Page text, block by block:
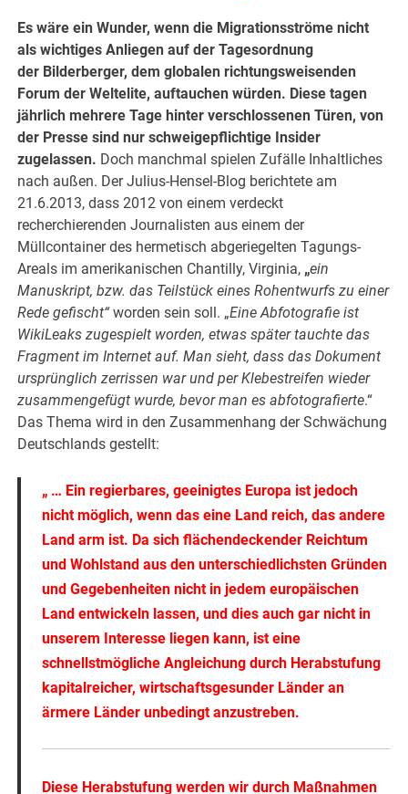
Es wäre ein Wunder, wenn die Migrationsströme nicht
als wichtiges Anliegen auf der Tagesordnung
der Bilderberger, dem globalen richtungsweisenden
Forum der Weltelite, auftauchen würden. Diese tagen
jährlich mehrere Tage hinter verschlossenen Türen, von
der Presse sind nur schweigepflichtige Insider
zugelassen. Doch manchmal spielen Zufälle Inhaltliches
nach außen. Der Julius-Hensel-Blog berichtete am
21.6.2013, dass 2012 von einem verdeckt
recherchierenden Journalisten aus einem der
Müllcontainer des hermetisch abgeriegelten Tagungs-
Areals im amerikanischen Chantilly, Virginia, „ein
Manuskript, bzw. das Teilstück eines Rohentwurfs zu einer
Rede gefischt“worden sein soll. „Eine Abfotografie ist
WikiLeaks zugespielt worden, etwas später tauchte das
Fragment im Internet auf. Man sieht, dass das Dokument
ursprünglich zerrissen war und per Klebestreifen wieder
zusammengefügt wurde, bevor man es abfotografierte.“
Das Thema wird in den Zusammenhang der Schwächung
Deutschlands gestellt:
„ … Ein regierbares, geeinigtes Europa ist jedoch
nicht möglich, wenn das eine Land reich, das andere
Land arm ist. Da sich flächendeckender Reichtum
und Wohlstand aus den unterschiedlichsten Gründen
und Gegebenheiten nicht in jedem europäischen
Land entwickeln lassen, und dies auch gar nicht in
unserem Interesse liegen kann, ist eine
schnellstmögliche Angleichung durch Herabstufung
kapitalreicher, wirtschaftsgesunder Länder an
ärmere Länder unbedingt anzustreben.
Diese Herabstufung werden wir durch Maßnahmen